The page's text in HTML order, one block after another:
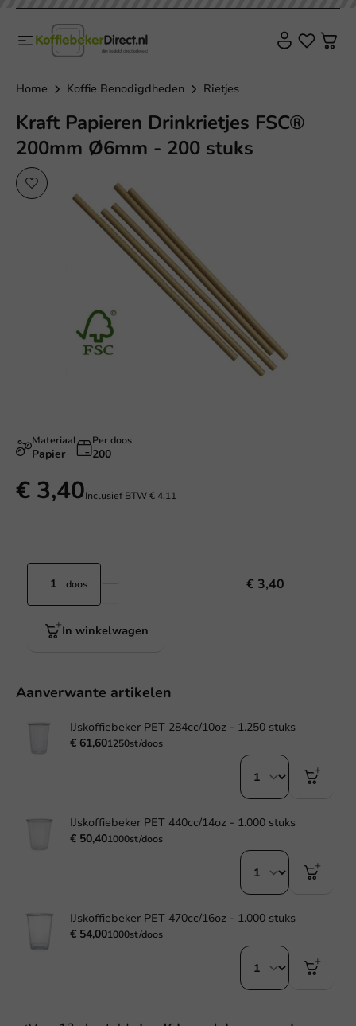
Home Koffie Benodigdheden Rietjes
Kraft Papieren Drinkrietjes FSC®
200mm Ø6mm - 200 stuks
Materiaal
Papier
Per doos
200
€ 3,40Inclusief BTW€ 4,11
doos € 3,40
In winkelwagen
Aanverwante artikelen
IJskoffiebeker PET 284cc/10oz - 1.250 stuks
€ 61,601250st/doos
IJskoffiebeker PET 440cc/14oz - 1.000 stuks
€ 50,401000st/doos
IJskoffiebeker PET 470cc/16oz - 1.000 stuks
€ 54,001000st/doos